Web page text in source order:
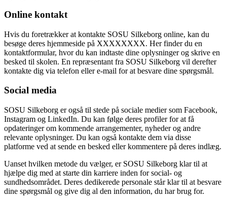
Online kontakt
Hvis du foretrækker at kontakte SOSU Silkeborg online, kan du
besøge deres hjemmeside på XXXXXXXX. Her finder du en
kontaktformular, hvor du kan indtaste dine oplysninger og skrive en
besked til skolen. En repræsentant fra SOSU Silkeborg vil derefter
kontakte dig via telefon eller e-mail for at besvare dine spørgsmål.
Social media
SOSU Silkeborg er også til stede på sociale medier som Facebook,
Instagram og LinkedIn. Du kan følge deres profiler for at få
opdateringer om kommende arrangementer, nyheder og andre
relevante oplysninger. Du kan også kontakte dem via disse
platforme ved at sende en besked eller kommentere på deres indlæg.
Uanset hvilken metode du vælger, er SOSU Silkeborg klar til at
hjælpe dig med at starte din karriere inden for social- og
sundhedsområdet. Deres dedikerede personale står klar til at besvare
dine spørgsmål og give dig al den information, du har brug for.